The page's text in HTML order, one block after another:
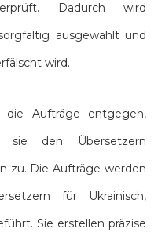
Dadurch wird
ausgewählt und
wird.
die Aufträge entgegen,
sie den Übersetzern
zu. Die Aufträge werden
für Ukrainisch,
Sie erstellen präzise